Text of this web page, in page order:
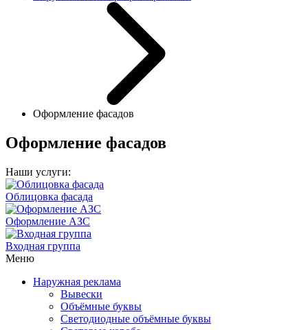
Оформление фасадов
Оформление фасадов
Наши услуги:
Облицовка фасада
Оформление АЗС
Входная группа
Меню
Наружная реклама
Вывески
Объёмные буквы
Светодиодные объёмные буквы